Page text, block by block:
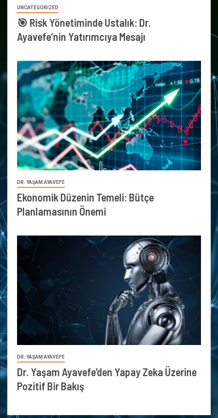
UNCATEGORIZED
🎯 Risk Yönetiminde Ustalık: Dr.
Ayavefe’nin Yatırımcıya Mesajı
DR. YAŞAM AYAVEFE
Ekonomik Düzenin Temeli: Bütçe
Planlamasının Önemi
DR. YAŞAM AYAVEFE
Dr. Yaşam Ayavefe’den Yapay Zeka Üzerine
Pozitif Bir Bakış